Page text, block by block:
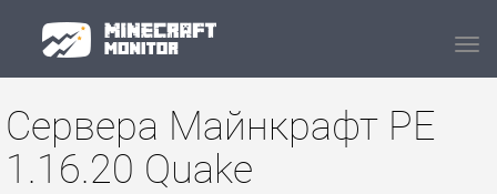
Сервера Майнкрафт PE
1.16.20 Quake